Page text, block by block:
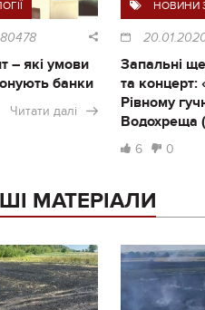
80478
– які умови
банки
Читати далі
НОВИНИ
Запальні
та
Рівному
6 0
МАТЕРІАЛИ